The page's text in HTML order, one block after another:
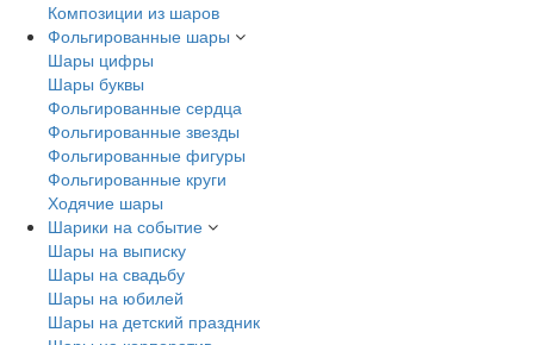
Композиции из шаров
Фольгированные шары
Шары цифры
Шары буквы
Фольгированные сердца
Фольгированные звезды
Фольгированные фигуры
Фольгированные круги
Ходячие шары
Шарики на событие
Шары на выписку
Шары на свадьбу
Шары на юбилей
Шары на детский праздник